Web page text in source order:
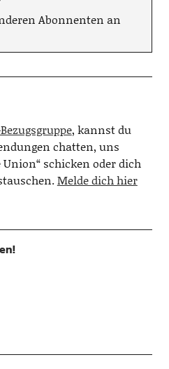
Abonnenten an
, kannst du
chatten, uns
schicken oder dich
Melde dich hier